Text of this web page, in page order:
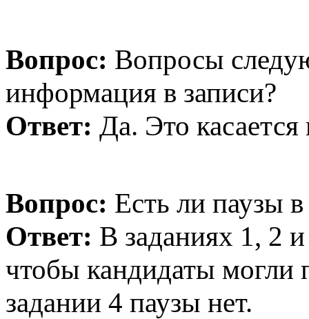
Вопрос: Вопросы
информация в записи?
Ответ: Да. Это
Вопрос: Есть ли паузы в
Ответ: В заданиях 1, 2
чтобы кандидаты могли
задании 4 паузы нет.